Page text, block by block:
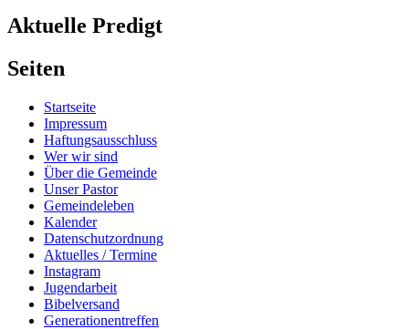
Aktuelle Predigt
Seiten
Startseite
Impressum
Haftungsausschluss
Wer wir sind
Über die Gemeinde
Unser Pastor
Gemeindeleben
Kalender
Datenschutzordnung
Aktuelles / Termine
Instagram
Jugendarbeit
Bibelversand
Generationentreffen